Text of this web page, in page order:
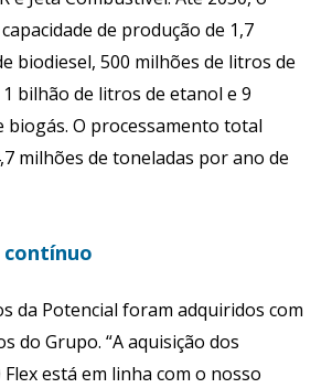
de produção de 1,7
biodiesel, 500 milhões de litros de
bilhão de litros de etanol e 9
biogás. O processamento total
milhões de toneladas por ano de
da Potencial foram adquiridos com
do Grupo. “A aquisição dos
está em linha com o nosso